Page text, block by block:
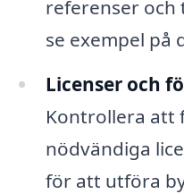
referenser
se exempel på
Licenser och
Kontrollera att
nödvändiga
för att utföra